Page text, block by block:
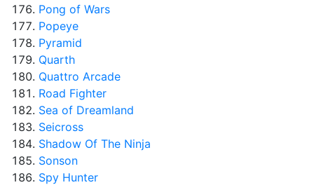
Pong of Wars
Popeye
Pyramid
Quarth
Quattro Arcade
Road Fighter
Sea of Dreamland
Seicross
Shadow Of The Ninja
Sonson
Spy Hunter